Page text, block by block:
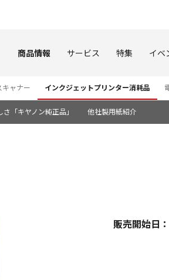
商品情報 サービス 特集 イベ
キャナー インクジェットプリンター消耗品
「キヤノン純正品」 他社製用紙紹介
販売開始日：